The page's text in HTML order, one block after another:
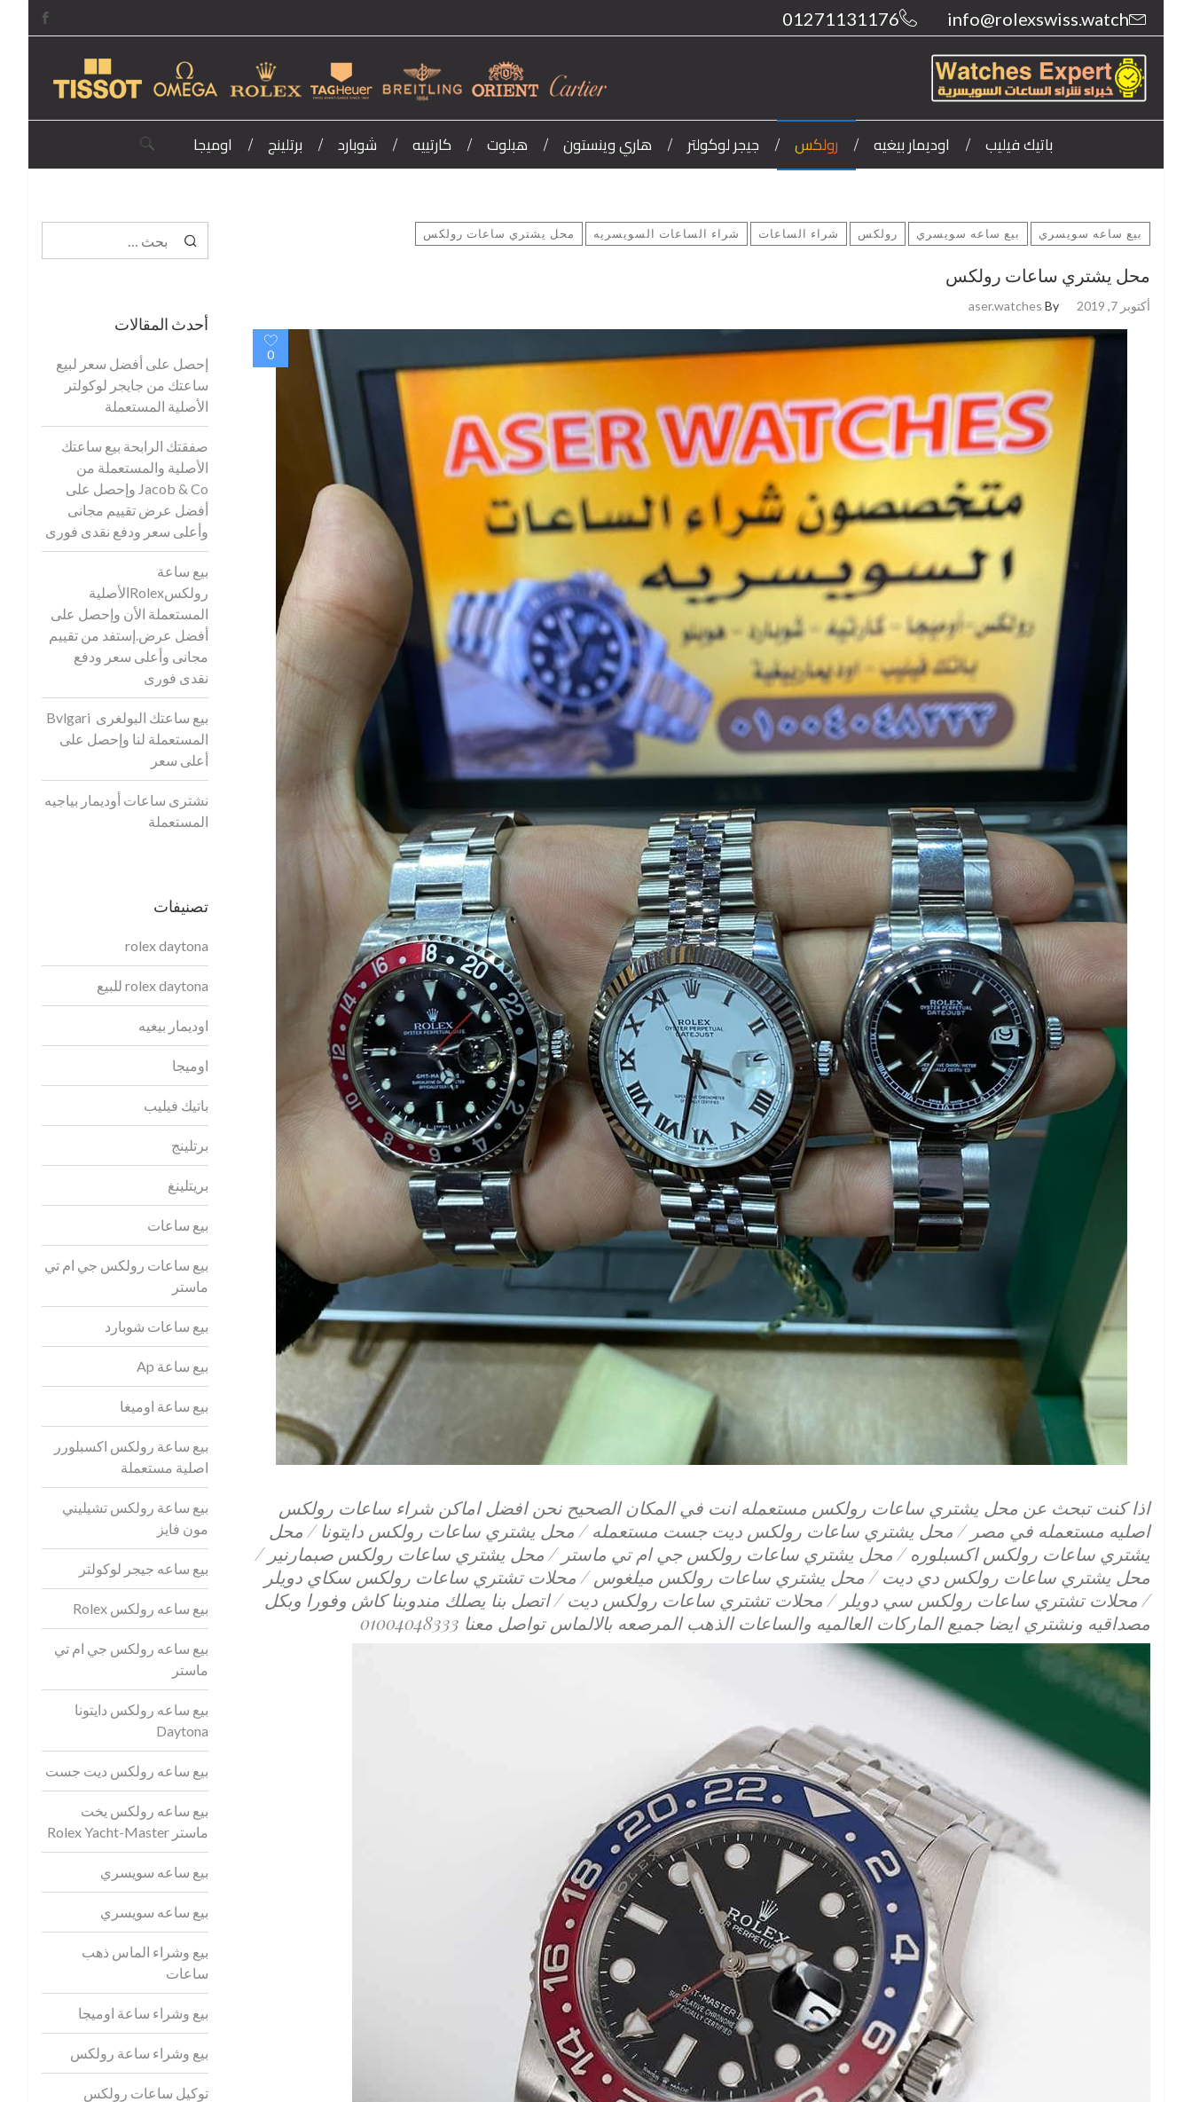
info@rolexswiss.watch
01271131176
باتيك فيليب اوديمار بيغيه رولكس جيجر لوكولتر هاري وينستون هبلوت كارتييه شوبارد برتلينج اوميجا
بيع ساعه سويسري بيع ساعه سويسري رولكس شراء الساعات شراء الساعات السويسريه محل يشتري ساعات رولكس
محل يشتري ساعات رولكس
أكتوبر 7, 2019 By
aser.watches
0
اذا كنت تبحث عن محل يشتري ساعات رولكس مستعمله انت في المكان الصحيح نحن افضل اماكن شراء ساعات رولكس
اصليه مستعمله في مصر / محل يشتري ساعات رولكس ديت جست مستعمله / محل يشتري ساعات رولكس دايتونا / محل
يشتري ساعات رولكس اكسبلوره / محل يشتري ساعات رولكس جي ام تي ماستر / محل يشتري ساعات رولكس صبمارنير /
محل يشتري ساعات رولكس دي ديت / محل يشتري ساعات رولكس ميلغوس / محلات تشتري ساعات رولكس سكاي دويلر
/ محلات تشتري ساعات رولكس سي دويلر / محلات تشتري ساعات رولكس ديت / اتصل بنا يصلك مندوبنا كاش وفورا وبكل
مصداقيه ونشتري ايضا جميع الماركات العالميه والساعات الذهب المرصعه بالالماس تواصل معنا 01004048333
البحث
عن:
أحدث المقالات
إحصل على أفضل سعر لبيع
ساعتك من جايجر لوكولتر
الأصلية المستعملة
صفقتك الرابحة بيع ساعتك
الأصلية والمستعملة من
Jacob & Co وإحصل على
أفضل عرض تقييم مجانى
وأعلى سعر ودفع نقدى فورى
بيع ساعة
رولكسRolexالأصلية
المستعملة الأن وإحصل على
أفضل عرض.إستفد من تقييم
مجانى وأعلى سعر ودفع
نقدى فورى
بيع ساعتك البولغرى Bvlgari
المستعملة لنا وإحصل على
أعلى سعر
نشترى ساعات أوديمار بياجيه
المستعملة
تصنيفات
rolex daytona
rolex daytona للبيع
اوديمار بيغيه
اوميجا
باتيك فيليب
برتلينج
بريتلينغ
بيع ساعات
بيع ساعات رولكس جي ام تي
ماستر
بيع ساعات شوبارد
بيع ساعة Ap
بيع ساعة اوميغا
بيع ساعة رولكس اكسبلورر
اصلية مستعملة
بيع ساعة رولكس تشيليني
مون فايز
بيع ساعه جيجر لوكولتر
بيع ساعه رولكس Rolex
بيع ساعه رولكس جي ام تي
ماستر
بيع ساعه رولكس دايتونا
Daytona
بيع ساعه رولكس ديت جست
بيع ساعه رولكس يخت
ماستر Rolex Yacht-Master
بيع ساعه سويسري
بيع ساعه سويسري
بيع وشراء الماس ذهب
ساعات
بيع وشراء ساعة اوميجا
بيع وشراء ساعة رولكس
توكيل ساعات رولكس